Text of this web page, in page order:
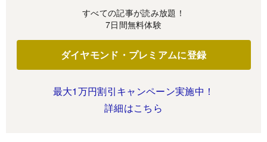
すべての記事が読み放題！
7日間無料体験
ダイヤモンド・プレミアムに登録
最大1万円割引キャンペーン実施中！
詳細はこちら